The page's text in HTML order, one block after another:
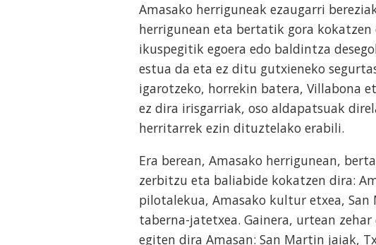
Amasako herriguneak ezaugarri
herrigunean eta bertatik gora
ikuspegitik egoera edo baldintza
estua da eta ez ditu gutxieneko
igarotzeko, horrekin batera, Villabona
ez dira irisgarriak, oso aldapatsuak
herritarrek ezin dituztelako erabili.
Era berean, Amasako herrigunean,
zerbitzu eta baliabide kokatzen dira:
pilotalekua, Amasako kultur etxea,
taberna-jatetxea. Gainera, urtean
egiten dira Amasan: San Martin jaiak,